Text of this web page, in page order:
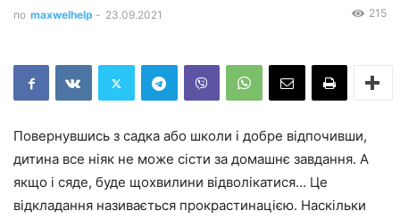
по maxwelhelp - 23.09.2021 215
Повернувшись з садка або школи і добре відпочивши,
дитина все ніяк не може сісти за домашнє завдання. А
якщо і сяде, буде щохвилини відволікатися… Це
відкладання називається прокрастинацією. Наскільки